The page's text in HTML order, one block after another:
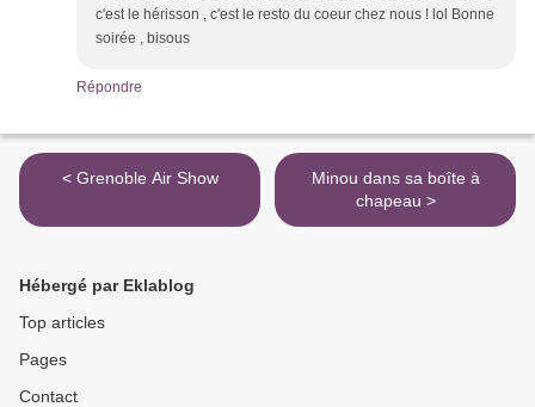
c'est le hérisson , c'est le resto du coeur chez nous ! lol Bonne
soirée , bisous
Répondre
< Grenoble Air Show
Minou dans sa boîte à
chapeau >
Hébergé par Eklablog
Top articles
Pages
Contact